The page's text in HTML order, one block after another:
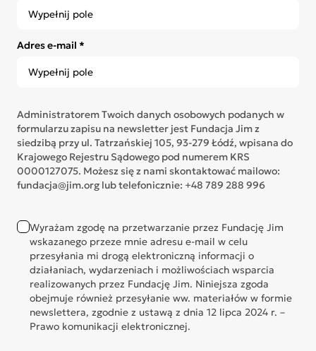
Adres e-mail *
Administratorem Twoich danych osobowych podanych w
formularzu zapisu na newsletter jest Fundacja Jim z
siedzibą przy ul. Tatrzańskiej 105, 93-279 Łódź, wpisana do
Krajowego Rejestru Sądowego pod numerem KRS
0000127075. Możesz się z nami skontaktować mailowo:
fundacja@jim.org lub telefonicznie: +48 789 288 996
Wyrażam zgodę na przetwarzanie przez Fundację Jim
wskazanego przeze mnie adresu e-mail w celu
przesyłania mi drogą elektroniczną informacji o
działaniach, wydarzeniach i możliwościach wsparcia
realizowanych przez Fundację Jim. Niniejsza zgoda
obejmuje również przesyłanie ww. materiałów w formie
newslettera, zgodnie z ustawą z dnia 12 lipca 2024 r. –
Prawo komunikacji elektronicznej.